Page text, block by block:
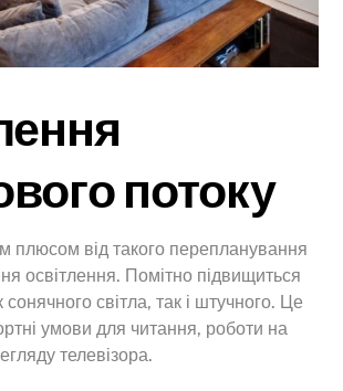
потоку
плюсом від такого перепланування
освітлення. Помітно підвищиться
сонячного світла, так і штучного. Це
умови для читання, роботи на
телевізора.